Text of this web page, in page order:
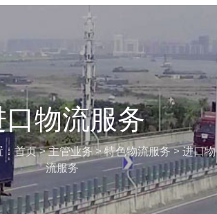
口物流服务
：首页>主管业务> 特色物流服务 > 进口物
流服务